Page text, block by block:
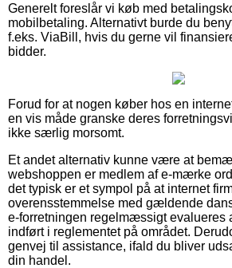
Generelt foreslår vi køb med
mobilbetaling. Alternativt burde du
f.eks. ViaBill, hvis du gerne vil
bidder.
Forud for at nogen køber hos en
en vis måde granske deres
ikke særlig morsomt.
Et andet alternativ kunne være at
webshoppen er medlem af e-mærke
det typisk er et sympol på at internet
overensstemmelse med gældende
e-forretningen regelmæssigt evalueres
indført i reglementet på området.
genvej til assistance, ifald du bliver
din handel.